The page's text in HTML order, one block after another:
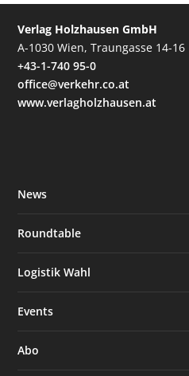
Verlag Holzhausen GmbH
A-1030 Wien, Traungasse 14-16
+43-1-740 95-0
office@verkehr.co.at
www.verlagholzhausen.at
News
Roundtable
Logistik Wahl
Events
Abo